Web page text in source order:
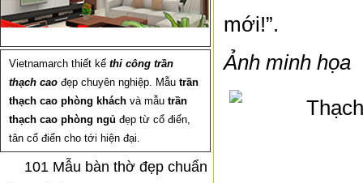
Vietnamarch thiết kế thi công trần
thạch cao đẹp chuyên nghiệp. Mẫu trần
thạch cao phòng khách và mẫu trần
thạch cao phòng ngủ đẹp từ cổ điển,
tân cổ điển cho tới hiện đại.
101 Mẫu bàn thờ đẹp chuẩn
mới!”.
Ảnh minh họa